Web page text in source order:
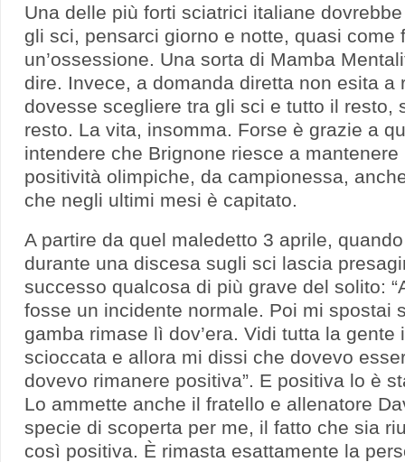
Una delle più forti sciatrici italiane
gli sci, pensarci giorno e notte, quasi come
un’ossessione. Una sorta di Mamba
dire. Invece, a domanda diretta non esita a
dovesse scegliere tra gli sci e tutto il resto,
resto. La vita, insomma. Forse è grazie a
intendere che Brignone riesce a
positività olimpiche, da campionessa,
che negli ultimi mesi è capitato.
A partire da quel maledetto 3 aprile,
durante una discesa sugli sci lascia
successo qualcosa di più grave del solito:
fosse un incidente normale. Poi mi spostai
gamba rimase lì dov’era. Vidi tutta la gente
scioccata e allora mi dissi che dovevo
dovevo rimanere positiva”. E positiva lo è
Lo ammette anche il fratello e allenatore
specie di scoperta per me, il fatto che sia
così positiva. È rimasta esattamente la